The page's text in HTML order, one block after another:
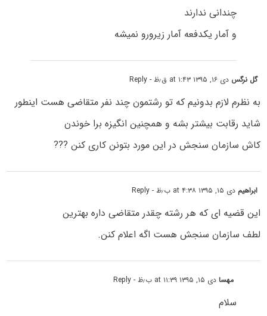
چندانی ندارند
و آمار یکدفعه آمار زیرورو نمیشه
گل نرگس دی ۱۶, ۱۳۹۵ at ۱:۴۳ ق٫ظ - Reply
به نظرم لازم بدونیم که تو رشتمون چند نفر متقاضی هست اینطور
شاید رقابت بیشتر بشه و همچنین انگیزه برا خوندن
کاش سازمان سنجش در این مورد بتونن کاری کنن ???
ابراهیم دی ۱۵, ۱۳۹۵ at ۴:۳۸ ب٫ظ - Reply
این قضیه ای که هر رشته چقدر متقاضی داره بهترین
لطف سازمان سنجش هست اگه اعلام کنن.
مهسادی ۱۵, ۱۳۹۵ at ۱۱:۳۹ ب٫ظ - Reply
سلام